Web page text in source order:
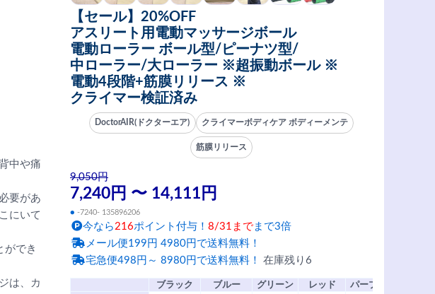
【セール】20%OFF
アスリート用電動マッサージボール
電動ローラー ボール型/ピーナツ型/
中ローラー/大ローラー ※超振動ボール ※
電動4段階+筋膜リリース ※
クライマー検証済み
DoctorAIR(ドクターエア) クライマーボディケア ボディーメンテ
筋膜リリース
9,050円
7,240円 〜 14,111円
● -7240- 135896206
今なら 216ポイント付与！ 8/31まで まで3倍
メール便199円 4980円で送料無料！
宅急便498円～ 8980円で送料無料！ 在庫残り6
ブラック ブルー グリーン レッド パープル
中や痛
要があ
にいて
ができ
は、カ